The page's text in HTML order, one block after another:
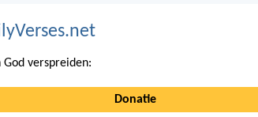
God verspreiden:
Donatie